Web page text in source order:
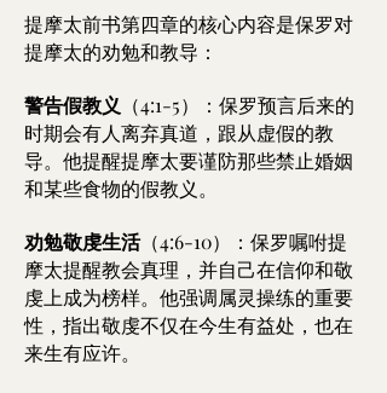
提摩太前书第四章的核心内容是保罗对
提摩太的劝勉和教导：
警告假教义 （4:1-5）：保罗预言后来的
时期会有人离弃真道，跟从虚假的教
导。他提醒提摩太要谨防那些禁止婚姻
和某些食物的假教义。
劝勉敬虔生活（4:6-10）：保罗嘱咐提
摩太提醒教会真理，并自己在信仰和敬
虔上成为榜样。他强调属灵操练的重要
性，指出敬虔不仅在今生有益处，也在
来生有应许。